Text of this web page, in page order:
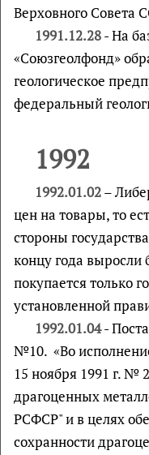
Верховного Совета
1991.12.28- На
«Союзгеолфонд»
геологическое
федеральный
1992
1992.01.02–
цен на товары, то
стороны
концу года выросли
покупается только
установленной
1992.01.04-
№10. «Во
15 ноября 1991 г. №
драгоценных
РСФСР" и в целях
сохранности